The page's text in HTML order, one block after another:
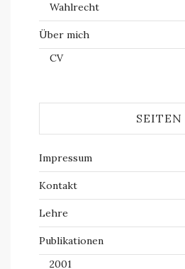
Wahlrecht
Über mich
CV
SEITEN
Impressum
Kontakt
Lehre
Publikationen
2001